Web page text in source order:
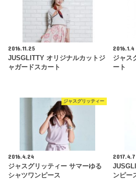
2016.11.25
JUSGLITTY オリジナルカットジ
ャガードスカート
2016.1.4
ジャス
ート
ジャスグリッティー
2016.4.24
ジャスグリッティー サマーゆる
シャツワンピース
2017.4.7
ンピー